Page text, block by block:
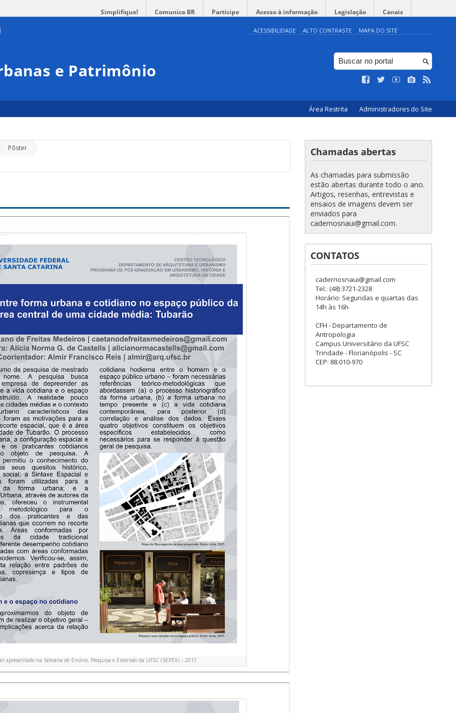
Simplifique! Comunica BR Participe Acesso à informação Legislação Canais
ACESSIBILIDADE ALTO CONTRASTE MAPA DO SITE
e Patrimônio
Área Restrita Administradores do Site
Pôster
apresentado na Semana de Ensino, Pesquisa e Extensão da UFSC (SEPEX) – 2017
Chamadas abertas
As chamadas para submissão
estão abertas durante todo o ano.
Artigos, resenhas, entrevistas e
ensaios de imagens devem ser
enviados para
cadernosnaui@gmail.com.
CONTATOS
cadernosnaui@gmail.com
Tel.: (48) 3721-2328
Horário: Segundas e quartas das
14h às 16h
CFH - Departamento de
Antropologia
Campus Universitário da UFSC
Trindade - Florianópolis - SC
CEP: 88.010-970